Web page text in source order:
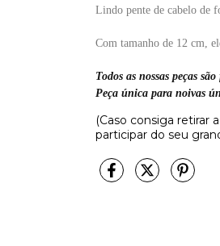
Lindo pente de cabelo de
Com tamanho de 12 cm,
Todos as nossas peças
Peça única para noivas
(Caso consiga retirar
participar do seu